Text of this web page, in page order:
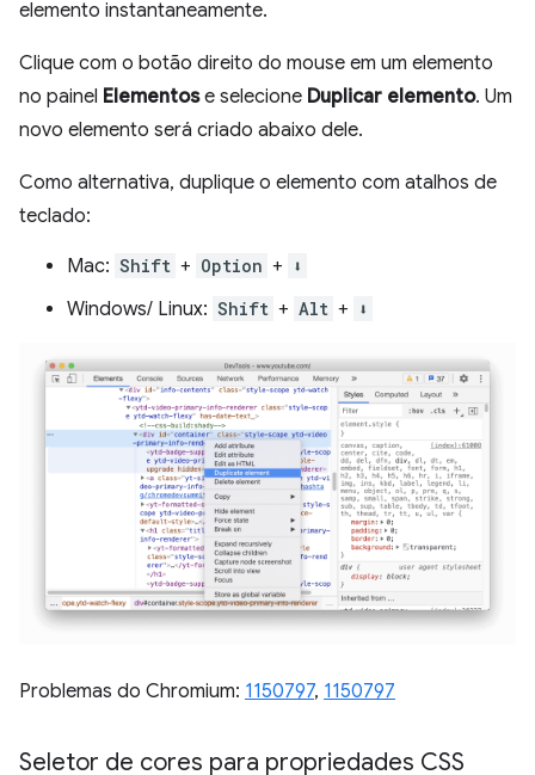
elemento instantaneamente.
Clique com o botão direito do mouse em um elemento
no painel Elementose selecione Duplicar elemento. Um
novo elemento será criado abaixo dele.
Como alternativa, duplique o elemento com atalhos de
teclado:
Mac: Shift + Option + ⬇️
Windows/ Linux: Shift + Alt + ⬇️
Problemas do Chromium: 1150797, 1150797
Seletor de cores para propriedades CSS